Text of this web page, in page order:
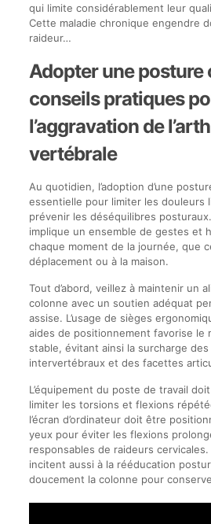
qui limite considérablement leur
Cette maladie chronique engendre
raideur…
Adopter une posture
conseils pratiques
l’aggravation de
vertébrale
Au quotidien, l’adoption d’une
essentielle pour limiter les douleurs
prévenir les déséquilibres
implique un ensemble de gestes et
chaque moment de la journée, que
déplacement ou à la maison.
Tout d’abord, veillez à maintenir un
colonne avec un soutien adéquat
assise. L’usage de sièges
aides de positionnement favorise le
stable, évitant ainsi la surcharge
intervertébraux et des facettes
L’équipement du poste de travail
limiter les torsions et flexions
l’écran d’ordinateur doit être
yeux pour éviter les flexions
responsables de raideurs
incitent aussi à la rééducation
doucement la colonne pour